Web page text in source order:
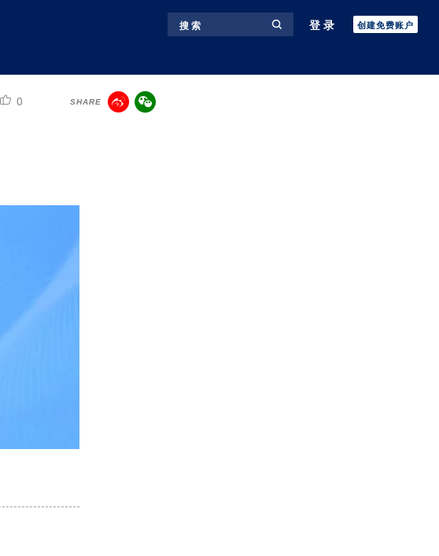
搜 索 登录 创建免费账户
0 SHARE